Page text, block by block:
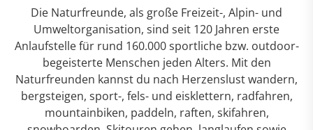
Die Naturfreunde, als große Freizeit-, Alpin- und
Umweltorganisation, sind seit 120 Jahren erste
Anlaufstelle für rund 160.000 sportliche bzw. outdoor-
begeisterte Menschen jeden Alters. Mit den
Naturfreunden kannst du nach Herzenslust wandern,
bergsteigen, sport-, fels- und eisklettern, radfahren,
mountainbiken, paddeln, raften, skifahren,